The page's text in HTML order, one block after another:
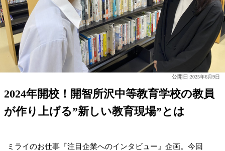
公開日:2025年6月9日
2024年開校！開智所沢中等教育学校の教員
が作り上げる”新しい教育現場”とは
ミライのお仕事『注目企業へのインタビュー』企画。今回